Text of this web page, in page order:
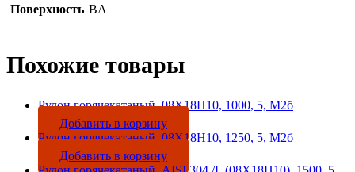
Поверхность BA
Похожие товары
Рулон горячекатаный, 08Х18Н10, 1000, 5, М2б
Добавить в корзину
Рулон горячекатаный, 08Х18Н10, 1250, 5, М2б
Добавить в корзину